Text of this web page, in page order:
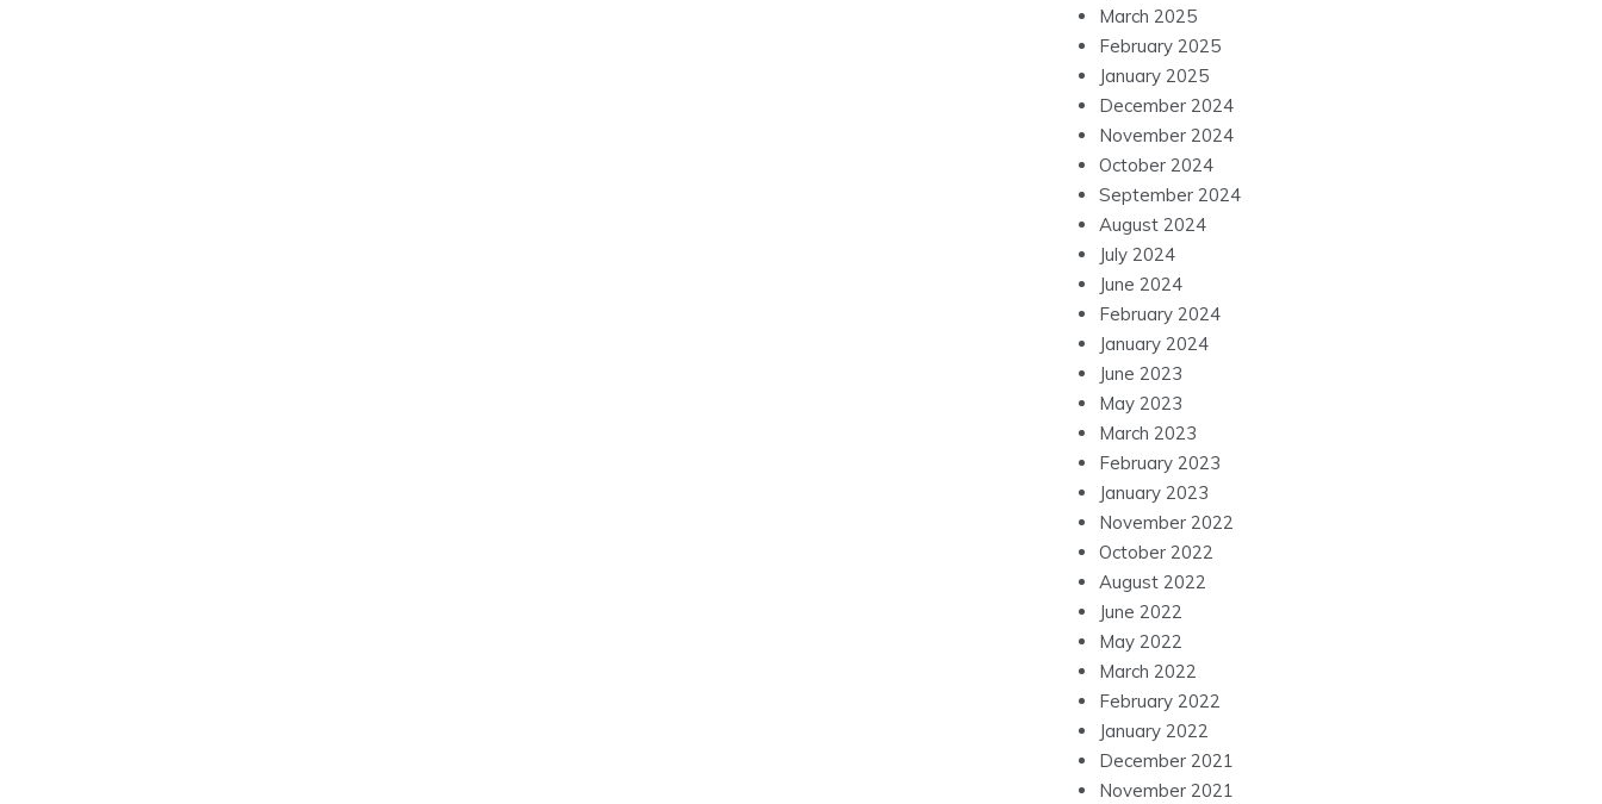
March 2025
February 2025
January 2025
December 2024
November 2024
October 2024
September 2024
August 2024
July 2024
June 2024
February 2024
January 2024
June 2023
May 2023
March 2023
February 2023
January 2023
November 2022
October 2022
August 2022
June 2022
May 2022
March 2022
February 2022
January 2022
December 2021
November 2021